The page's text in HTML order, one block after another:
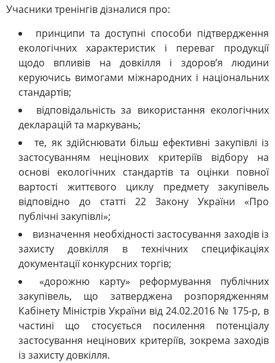
Учасники тренінгів дізналися про:
принципи та доступні способи підтвердження
екологічних характеристик і переваг продукції
щодо впливів на довкілля і здоров’я людини
керуючись вимогами міжнародних і національних
стандартів;
відповідальність за використання екологічних
декларацій та маркувань;
те, як здійснювати більш ефективні закупівлі із
застосуванням нецінових критеріїв відбору на
основі екологічних стандартів та оцінки повної
вартості життєвого циклу предмету закупівель
відповідно до статті 22 Закону України «Про
публічні закупівлі»;
визначення необхідності застосування заходів із
захисту довкілля в технічних специфікаціях
документації конкурсних торгів;
«дорожню карту» реформування публічних
закупівель, що затверджена розпорядженням
Кабінету Міністрів України від 24.02.2016 № 175-р, в
частині що стосується посилення потенціалу
застосування нецінових критеріїв, зокрема заходів
із захисту довкілля.